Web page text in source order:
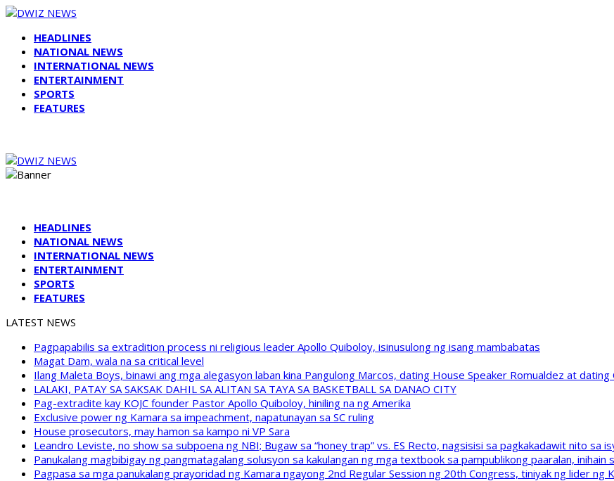
HEADLINES
NATIONAL NEWS
INTERNATIONAL NEWS
ENTERTAINMENT
SPORTS
FEATURES
HEADLINES
NATIONAL NEWS
INTERNATIONAL NEWS
ENTERTAINMENT
SPORTS
FEATURES
LATEST NEWS
Pagpapabilis sa extradition process ni religious leader Apollo Quiboloy, isinusulong ng isang mambabatas
Magat Dam, wala na sa critical level
Ilang Maleta Boys, binawi ang mga alegasyon laban kina Pangulong Marcos, dating House Speaker Romualdez at dating
LALAKI, PATAY SA SAKSAK DAHIL SA ALITAN SA TAYA SA BASKETBALL SA DANAO CITY
Pag-extradite kay KOJC founder Pastor Apollo Quiboloy, hiniling na ng Amerika
Exclusive power ng Kamara sa impeachment, napatunayan sa SC ruling
House prosecutors, may hamon sa kampo ni VP Sara
Leandro Leviste, no show sa subpoena ng NBI; Bugaw sa “honey trap” vs. ES Recto, nagsisisi sa pagkakadawit nito sa
Panukalang magbibigay ng pangmatagalang solusyon sa kakulangan ng mga textbook sa pampublikong paaralan, inihain
Pagpasa sa mga panukalang prayoridad ng Kamara ngayong 2nd Regular Session ng 20th Congress, tiniyak ng lider ng